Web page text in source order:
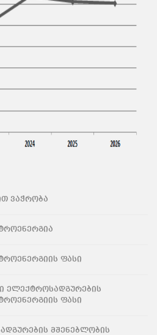
ვაჭრობა
ფასი
ელექტროსადგურების
ფასი
მშენებლობის